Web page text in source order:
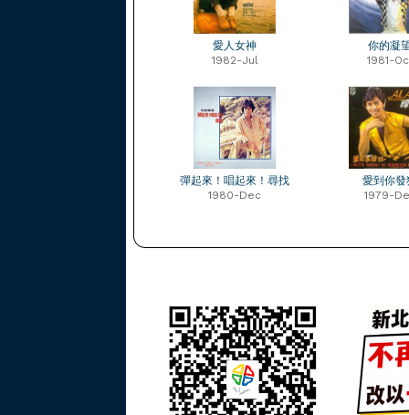
愛人女神
1982-Jul
你的凝
1981-
彈起來！唱起來！尋找
1980-Dec
愛到你發
1979-